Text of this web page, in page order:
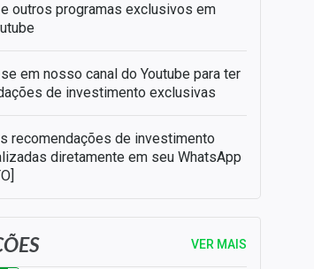
outros programas exclusivos em
em nosso canal do Youtube para ter
de investimento exclusivas
recomendações de investimento
diretamente em seu WhatsApp
VER MAIS